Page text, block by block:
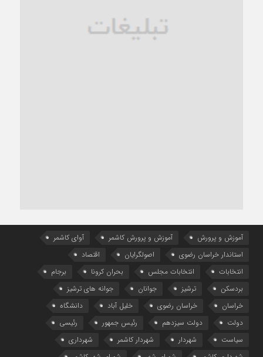
آموزش و پرورش آموزش و پرورش کاشمر
آوای کاشمر
استاندار خراسان رضوی
اصولگرایان
اقتصاد
انتخابات
انتخابات مجلس بحران کرونا
برجام
بردسکن
ترشیز جوانان
جوانه های ترشیز
خراسان
خراسان رضوی خلیل آباد
دانشگاه
دولت
دولت سیزدهم رئیس جمهور
رئیسی
سیاست
شهردار شهردار کاشمر
شهرداری